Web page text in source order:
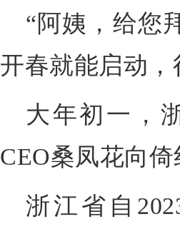
“阿姨，给您
开春就能启动
大年初一，
CEO桑凤花向
浙江省自